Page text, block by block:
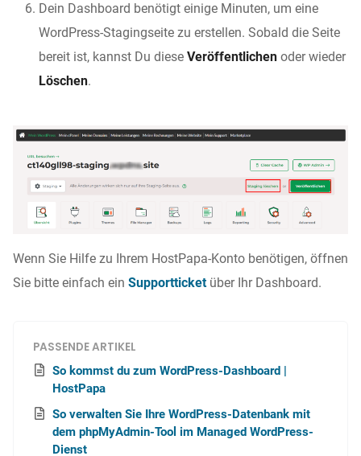
Dein Dashboard benötigt einige Minuten, um eine
WordPress-Stagingseite zu erstellen. Sobald die Seite
bereit ist, kannst Du diese Veröffentlichen oder wieder
Löschen.
Wenn Sie Hilfe zu Ihrem HostPapa-Konto benötigen, öffnen
Sie bitte einfach ein Supportticketüber Ihr Dashboard.
PASSENDE ARTIKEL
So kommst du zum WordPress-Dashboard |
HostPapa
So verwalten Sie Ihre WordPress-Datenbank mit
dem phpMyAdmin-Tool im Managed WordPress-
Dienst